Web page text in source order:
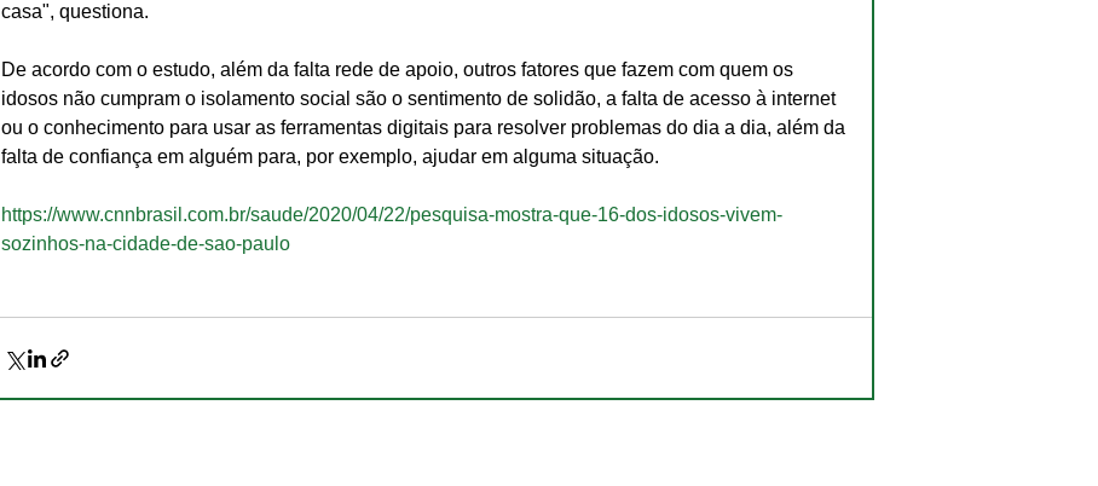
casa", questiona.
De acordo com o estudo, além da falta rede de apoio, outros fatores que fazem com quem os
idosos não cumpram o isolamento social são o sentimento de solidão, a falta de acesso à internet
ou o conhecimento para usar as ferramentas digitais para resolver problemas do dia a dia, além da
falta de confiança em alguém para, por exemplo, ajudar em alguma situação.
https://www.cnnbrasil.com.br/saude/2020/04/22/pesquisa-mostra-que-16-dos-idosos-vivem-
sozinhos-na-cidade-de-sao-paulo